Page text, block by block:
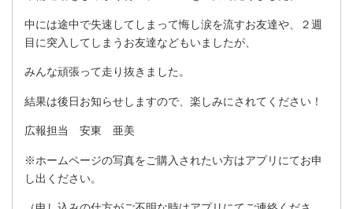
中には途中で失速してしまって悔し涙を流すお友達や、２週
目に突入してしまうお友達などもいましたが、
みんな頑張って走り抜きました。
結果は後日お知らせしますので、楽しみにされてください！
広報担当 安東 亜美
※ホームページの写真をご購入されたい方はアプリにてお申
し出ください。